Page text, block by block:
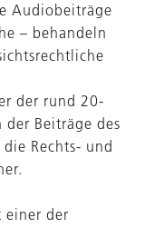
Audiobeiträge
– behandeln
der rund 20-
Beiträge des
Rechts- und
einer der